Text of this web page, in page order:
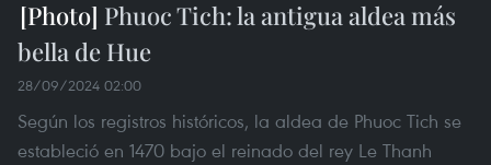
Phuoc Tich: la antigua aldea más
bella de Hue
28/09/2024 02:00
Según los registros históricos, la aldea de Phuoc Tich se
estableció en 1470 bajo el reinado del rey Le Thanh